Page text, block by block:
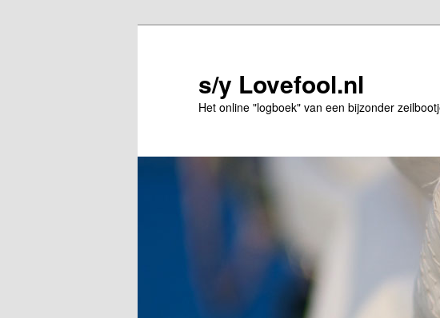
s/y Lovefool.nl
Het online "logboek" van een bijzonder